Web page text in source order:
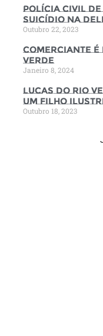
Polícia Civil
suicídio na
Outubro 22, 2023
Comerciante é
Verde
Janeiro 8, 2024
Lucas do Rio
um filho
Outubro 18, 2023